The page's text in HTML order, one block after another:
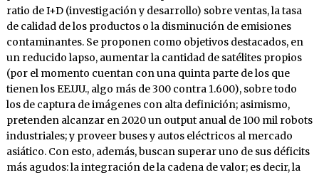
ratio de I+D (investigación y desarrollo) sobre ventas, la tasa
de calidad de los productos o la disminución de emisiones
contaminantes. Se proponen como objetivos destacados, en
un reducido lapso, aumentar la cantidad de satélites propios
(por el momento cuentan con una quinta parte de los que
tienen los EE.UU., algo más de 300 contra 1.600), sobre todo
los de captura de imágenes con alta definición; asimismo,
pretenden alcanzar en 2020 un output anual de 100 mil robots
industriales; y proveer buses y autos eléctricos al mercado
asiático. Con esto, además, buscan superar uno de sus déficits
más agudos: la integración de la cadena de valor; es decir, la